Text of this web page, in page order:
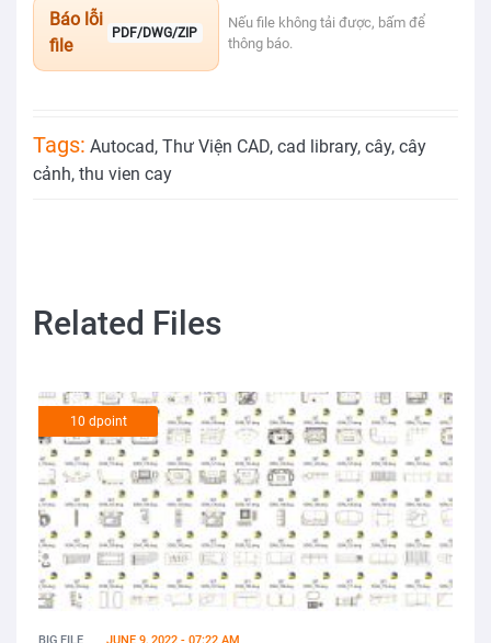
Báo lỗi
file
PDF/DWG/ZIP
Nếu file không tải được, bấm để
thông báo.
Tags: Autocad, Thư Viện CAD, cad library, cây, cây
cảnh, thu vien cay
Related Files
10 dpoint